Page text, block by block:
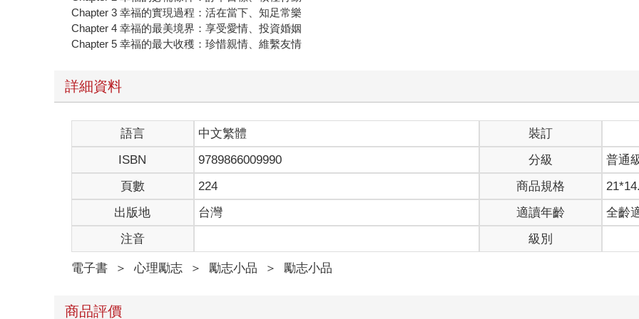
Chapter 3 幸福的實現過程：活在當下、知足常樂
Chapter 4 幸福的最美境界：享受愛情、投資婚姻
Chapter 5 幸福的最大收穫：珍惜親情、維繫友情
詳細資料
語言 中文繁體
裝訂
ISBN
9789866009990 分級
普通
頁數
224 商品規格
出版地
台灣 適讀年齡
全齡
注音
級別
電子書 ＞ 心理勵志 ＞ 勵志小品 ＞ 勵志小品
商品評價